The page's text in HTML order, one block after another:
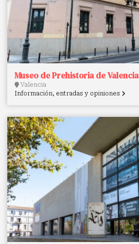
Museo de Prehistoria de Valencia
Valencia
Información, entradas y opiniones